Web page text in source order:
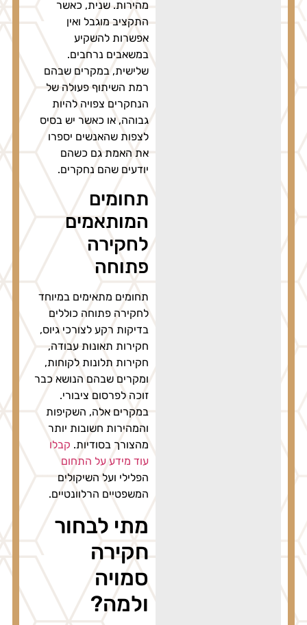
מהירות. שנית, כאשר
התקציב מוגבל ואין
אפשרות להשקיע
במשאבים נרחבים.
שלישית, במקרים שבהם
רמת השיתוף פעולה של
הנחקרים צפויה להיות
גבוהה, או כאשר יש בסיס
לצפות שהאנשים יספרו
את האמת גם כשהם
יודעים שהם נחקרים.
תחומים
המותאמים
לחקירה
פתוחה
תחומים מתאימים במיוחד
לחקירה פתוחה כוללים
בדיקות רקע לצורכי גיוס,
חקירות תאונות עבודה,
חקירות תלונות לקוחות,
ומקרים שבהם הנושא כבר
זוכה לפרסום ציבורי.
במקרים אלה, השקיפות
והמהירות חשובות יותר
מהצורך בסודיות.קבלו
עוד מידע על התחום
הפלילי ועל השיקולים
המשפטיים הרלוונטיים.
מתי לבחור
חקירה
סמויה
ולמה?